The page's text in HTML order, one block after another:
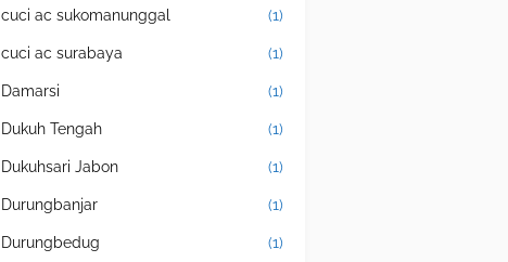
cuci ac sukomanunggal (1)
cuci ac surabaya (1)
Damarsi (1)
Dukuh Tengah (1)
Dukuhsari Jabon (1)
Durungbanjar (1)
Durungbedug (1)